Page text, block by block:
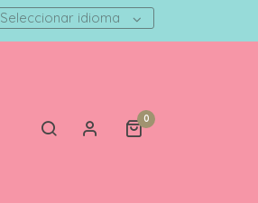
Seleccionar idioma
0